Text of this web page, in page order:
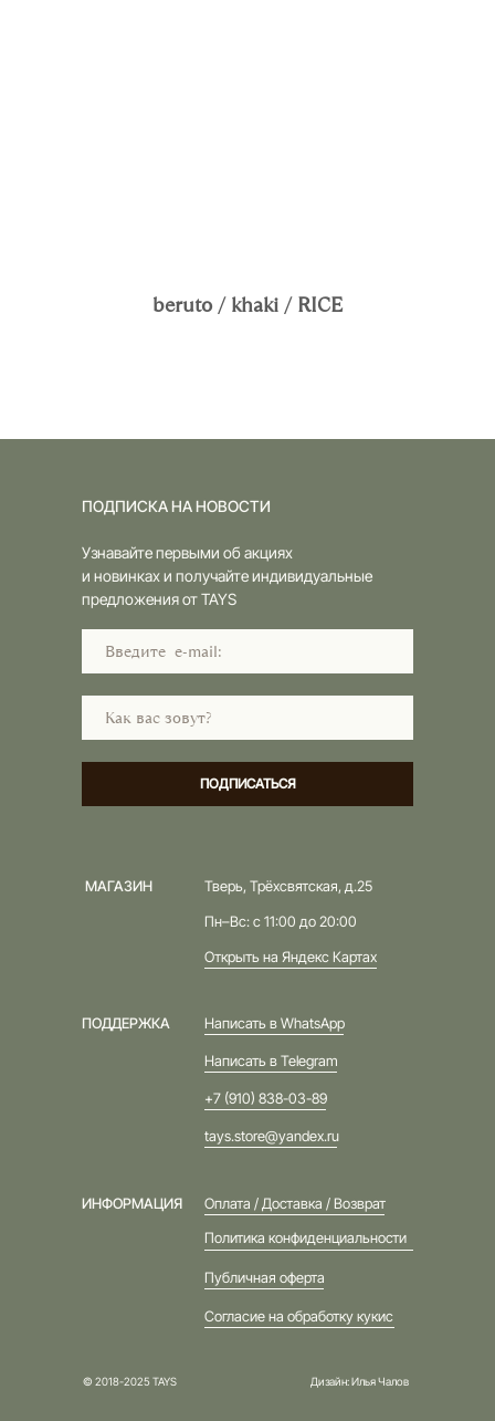
beruto / khaki / RICE
Тверь, Трёхсвятская, д.25
Пн–Вс: с 11:00 до 20:00
Открыть на Яндекс Картах
МАГАЗИН
ПОДДЕРЖКА Написать в WhatsApp
Написать в Telegram
+7 (910) 838-03-89
tays.store@yandex.ru
ИНФОРМАЦИЯ
Оплата / Доставка / Возврат
Политика конфиденциальности
Публичная оферта
Согласие на обработку кукис
Узнавайте первыми об акциях
и новинках и получайте индивидуальные
предложения от TAYS
ПОДПИСАТЬСЯ
ПОДПИСКА НА НОВОСТИ
© 2018-2025 TAYS Дизайн: Илья Чалов